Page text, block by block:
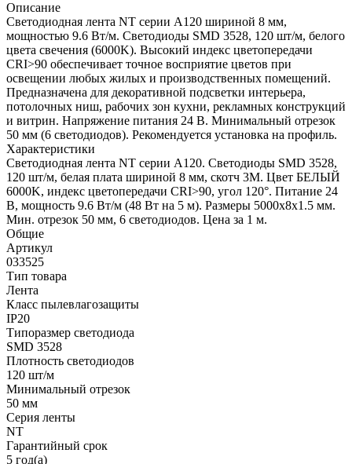
Описание
Светодиодная лента NT серии A120 шириной 8 мм,
мощностью 9.6 Вт/м. Светодиоды SMD 3528, 120 шт/м, белого
цвета свечения (6000K). Высокий индекс цветопередачи
CRI>90 обеспечивает точное восприятие цветов при
освещении любых жилых и производственных помещений.
Предназначена для декоративной подсветки интерьера,
потолочных ниш, рабочих зон кухни, рекламных конструкций
и витрин. Напряжение питания 24 В. Минимальный отрезок
50 мм (6 светодиодов). Рекомендуется установка на профиль.
Характеристики
Светодиодная лента NT серии A120. Светодиоды SMD 3528,
120 шт/м, белая плата шириной 8 мм, скотч 3M. Цвет БЕЛЫЙ
6000K, индекс цветопередачи CRI>90, угол 120°. Питание 24
В, мощность 9.6 Вт/м (48 Вт на 5 м). Размеры 5000x8x1.5 мм.
Мин. отрезок 50 мм, 6 светодиодов. Цена за 1 м.
Общие
Артикул
033525
Тип товара
Лента
Класс пылевлагозащиты
IP20
Типоразмер светодиода
SMD 3528
Плотность светодиодов
120 шт/м
Минимальный отрезок
50 мм
Серия ленты
NT
Гарантийный срок
5 год(а)